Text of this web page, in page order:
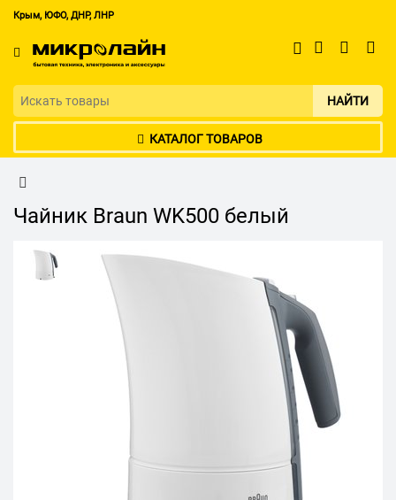
Крым, ЮФО, ДНР, ЛНР
НАЙТИ
КАТАЛОГ ТОВАРОВ
Чайник Braun WK500 белый